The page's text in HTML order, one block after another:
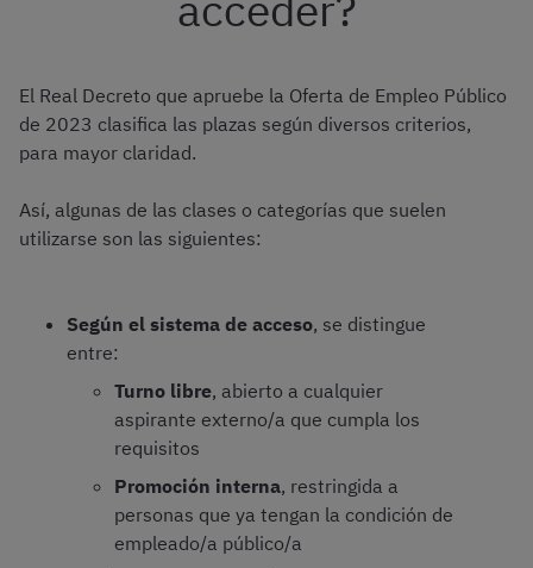
El Real Decreto que apruebe la Oferta de Empleo Público
de 2023 clasifica las plazas según diversos criterios,
para mayor claridad.
Así, algunas de las clases o categorías que suelen
utilizarse son las siguientes:
Según el sistema de acceso, se distingue
entre:
Turno libre, abierto a cualquier
aspirante externo/a que cumpla los
requisitos
Promoción interna, restringida a
personas que ya tengan la condición de
empleado/a público/a